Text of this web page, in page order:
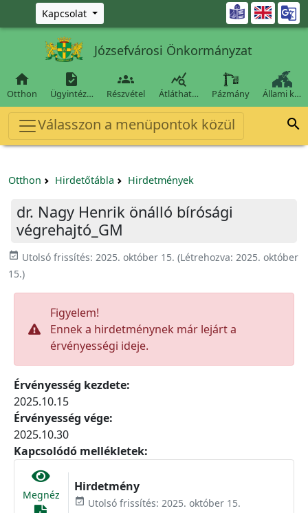
Ugrás a fő tartalomra
Kapcsolat 
Józsefvárosi Önkormányzat

Otthon

Ügyintéz…

Részvétel

Átláthat… Pázmány Állami k…
Válasszon a menüpontok közül 
Otthon Hirdetőtábla Hirdetmények
dr. Nagy Henrik önálló bírósági
végrehajtó_GM
event_available Utolsó frissítés: 2025. október 15. (Létrehozva: 2025. október
15.)
Figyelem!
Ennek a hirdetménynek már lejárt a
érvényességi ideje.
Érvényesség kezdete:
2025.10.15
Érvényesség vége:
2025.10.30
Kapcsolódó mellékletek:
Megnéz
Hirdetmény
event_available Utolsó frissítés: 2025. október 15.